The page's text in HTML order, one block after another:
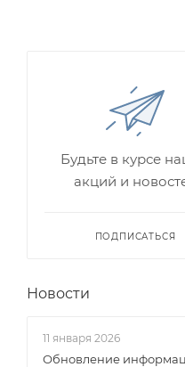
Будьте в курсе
акций и
ПОДПИСАТЬСЯ
Новости
11 января 2026
Обновление